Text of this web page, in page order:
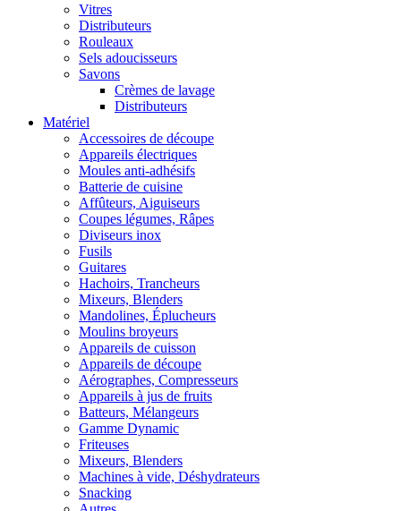
Vitres
Distributeurs
Rouleaux
Sels adoucisseurs
Savons
Crèmes de lavage
Distributeurs
Matériel
Accessoires de découpe
Appareils électriques
Moules anti-adhésifs
Batterie de cuisine
Affûteurs, Aiguiseurs
Coupes légumes, Râpes
Diviseurs inox
Fusils
Guitares
Hachoirs, Trancheurs
Mixeurs, Blenders
Mandolines, Éplucheurs
Moulins broyeurs
Appareils de cuisson
Appareils de découpe
Aérographes, Compresseurs
Appareils à jus de fruits
Batteurs, Mélangeurs
Gamme Dynamic
Friteuses
Mixeurs, Blenders
Machines à vide, Déshydrateurs
Snacking